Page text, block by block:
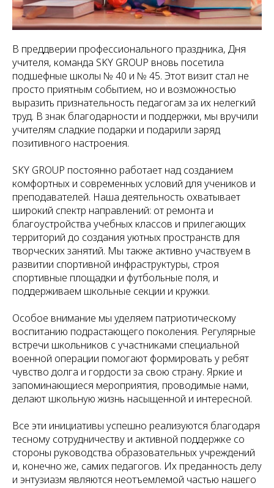
В преддверии профессионального праздника, Дня
учителя, команда SKY GROUP вновь посетила
подшефные школы № 40 и № 45. Этот визит стал не
просто приятным событием, но и возможностью
выразить признательность педагогам за их нелегкий
труд. В знак благодарности и поддержки, мы вручили
учителям сладкие подарки и подарили заряд
позитивного настроения.
SKY GROUP постоянно работает над созданием
комфортных и современных условий для учеников и
преподавателей. Наша деятельность охватывает
широкий спектр направлений: от ремонта и
благоустройства учебных классов и прилегающих
территорий до создания уютных пространств для
творческих занятий. Мы также активно участвуем в
развитии спортивной инфраструктуры, строя
спортивные площадки и футбольные поля, и
поддерживаем школьные секции и кружки.
Особое внимание мы уделяем патриотическому
воспитанию подрастающего поколения. Регулярные
встречи школьников с участниками специальной
военной операции помогают формировать у ребят
чувство долга и гордости за свою страну. Яркие и
запоминающиеся мероприятия, проводимые нами,
делают школьную жизнь насыщенной и интересной.
Все эти инициативы успешно реализуются благодаря
тесному сотрудничеству и активной поддержке со
стороны руководства образовательных учреждений
и, конечно же, самих педагогов. Их преданность делу
и энтузиазм являются неотъемлемой частью нашего